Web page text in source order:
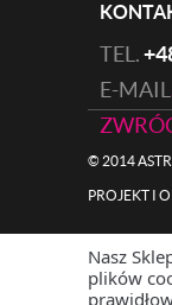
TEL.
E-MAIL
© 2014
|
PROJEKT I
Nasz
plików